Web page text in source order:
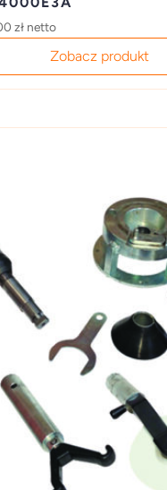
zł netto
Zobacz produkt